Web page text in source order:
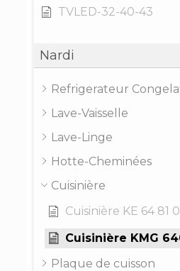
TVLED-32-40-43
Nardi
Refrigerateur
Lave-Vaisselle
Lave-Linge
Hotte-Cheminées
Cuisinière
Cuisinière KE 64 81
Cuisinière KMG
Plaque de cuisson